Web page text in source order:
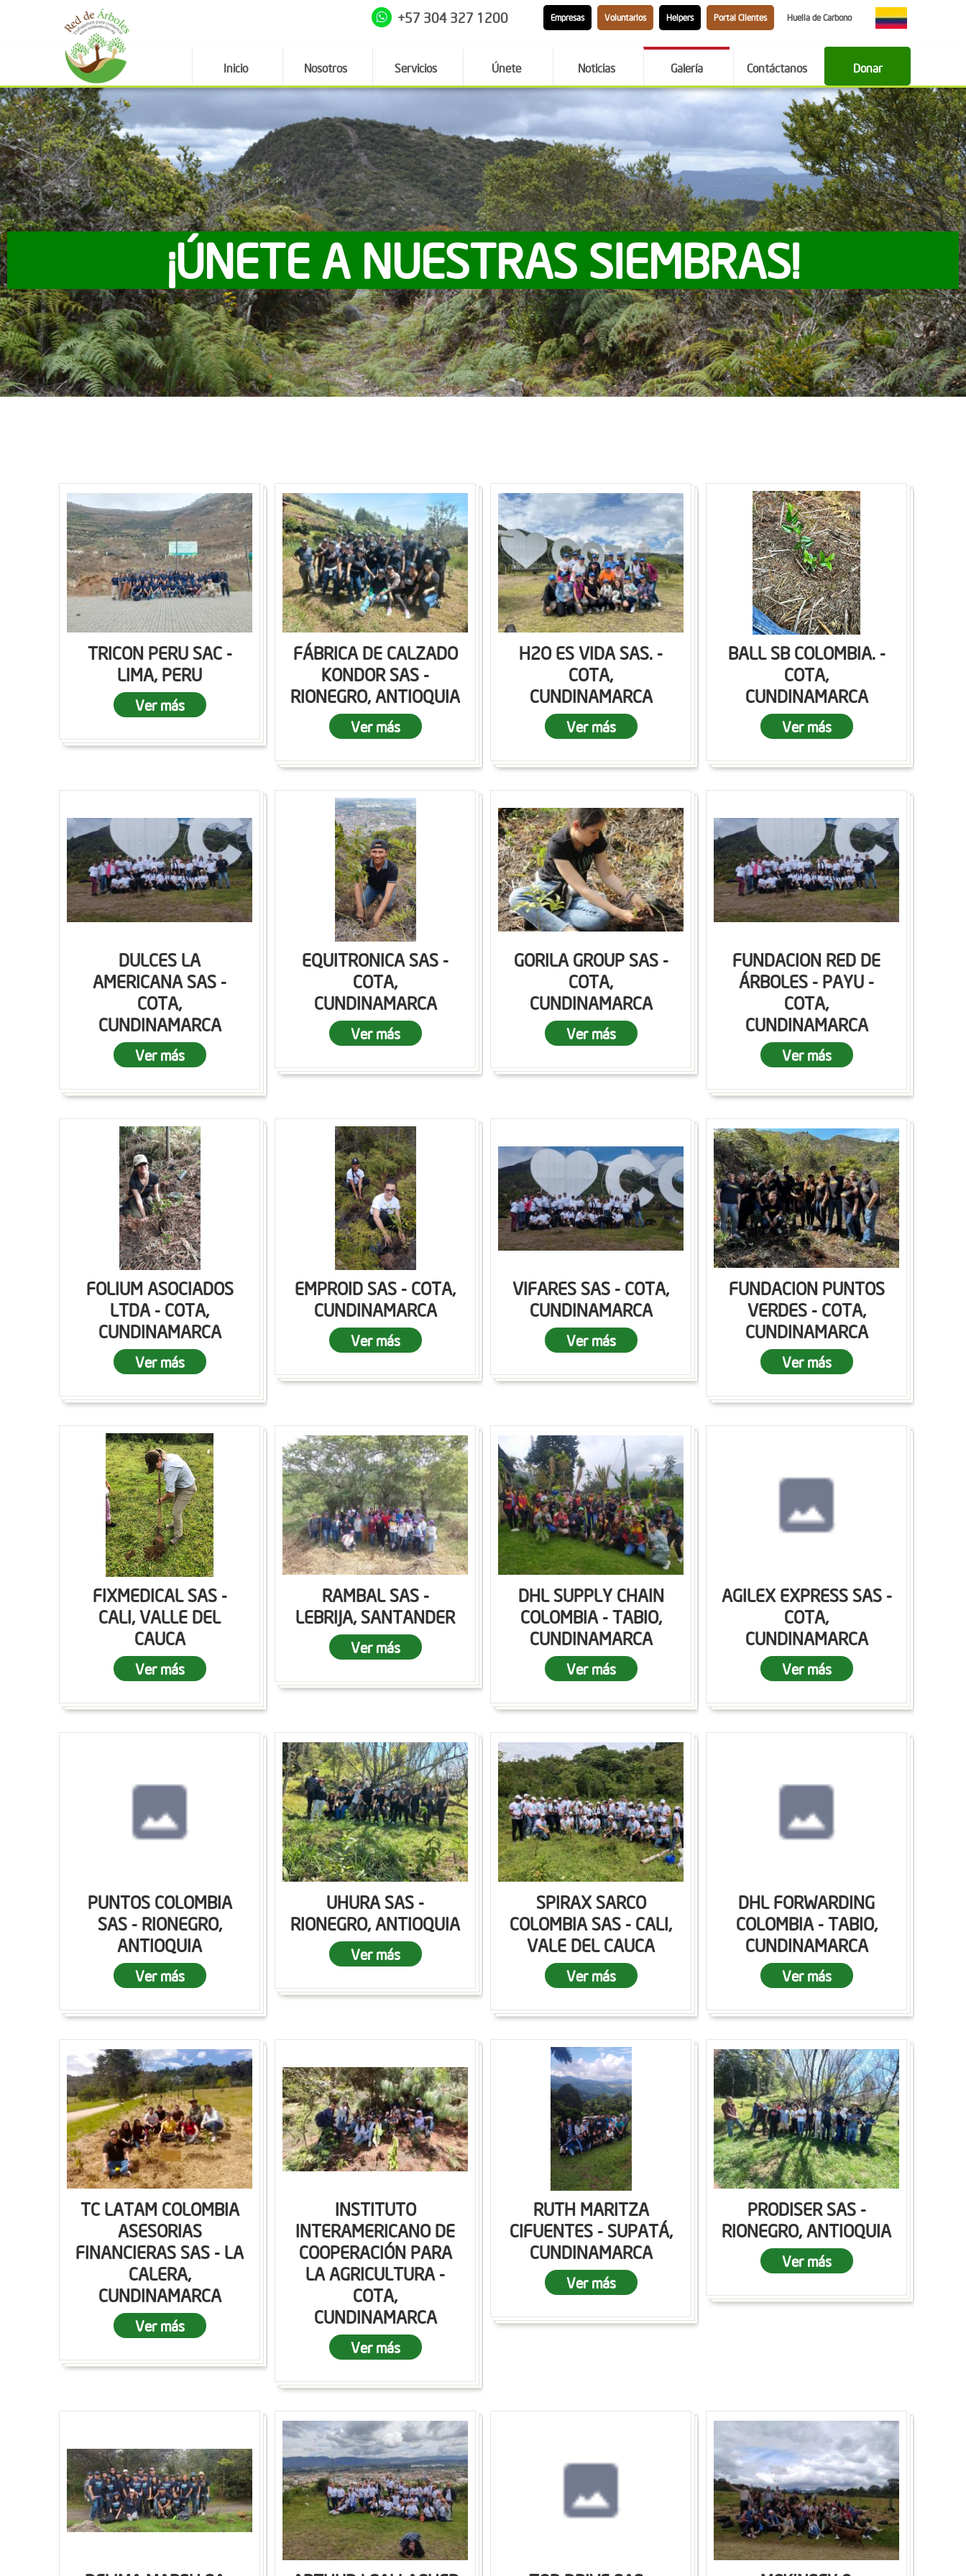
+57 304 327 1200 Empresas Voluntarios Helpers Portal Clientes Huella de Carbono
Inicio Nosotros Servicios Únete Noticias Galería Contáctanos Donar
¡ÚNETE A NUESTRAS SIEMBRAS!
TRICON PERU SAC -
LIMA, PERU
Ver más
FÁBRICA DE CALZADO
KONDOR SAS -
RIONEGRO, ANTIOQUIA
Ver más
H2O ES VIDA SAS. -
COTA,
CUNDINAMARCA
Ver más
BALL SB COLOMBIA. -
COTA,
CUNDINAMARCA
Ver más
DULCES LA
AMERICANA SAS -
COTA,
CUNDINAMARCA
Ver más
EQUITRONICA SAS -
COTA,
CUNDINAMARCA
Ver más
GORILA GROUP SAS -
COTA,
CUNDINAMARCA
Ver más
FUNDACION RED DE
ÁRBOLES - PAYU -
COTA,
CUNDINAMARCA
Ver más
FOLIUM ASOCIADOS
LTDA - COTA,
CUNDINAMARCA
Ver más
EMPROID SAS - COTA,
CUNDINAMARCA
Ver más
VIFARES SAS - COTA,
CUNDINAMARCA
Ver más
FUNDACION PUNTOS
VERDES - COTA,
CUNDINAMARCA
Ver más
FIXMEDICAL SAS -
CALI, VALLE DEL
CAUCA
Ver más
RAMBAL SAS -
LEBRIJA, SANTANDER
Ver más
DHL SUPPLY CHAIN
COLOMBIA - TABIO,
CUNDINAMARCA
Ver más
AGILEX EXPRESS SAS -
COTA,
CUNDINAMARCA
Ver más
PUNTOS COLOMBIA
SAS - RIONEGRO,
ANTIOQUIA
Ver más
UHURA SAS -
RIONEGRO, ANTIOQUIA
Ver más
SPIRAX SARCO
COLOMBIA SAS - CALI,
VALE DEL CAUCA
Ver más
DHL FORWARDING
COLOMBIA - TABIO,
CUNDINAMARCA
Ver más
TC LATAM COLOMBIA
ASESORIAS
FINANCIERAS SAS - LA
CALERA,
CUNDINAMARCA
Ver más
INSTITUTO
INTERAMERICANO DE
COOPERACIÓN PARA
LA AGRICULTURA -
COTA,
CUNDINAMARCA
Ver más
RUTH MARITZA
CIFUENTES - SUPATÁ,
CUNDINAMARCA
Ver más
PRODISER SAS -
RIONEGRO, ANTIOQUIA
Ver más